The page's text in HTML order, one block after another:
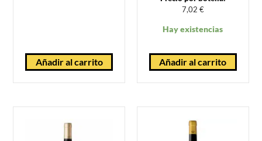
Añadir al carrito
7,02 €
Hay existencias
Añadir al carrito